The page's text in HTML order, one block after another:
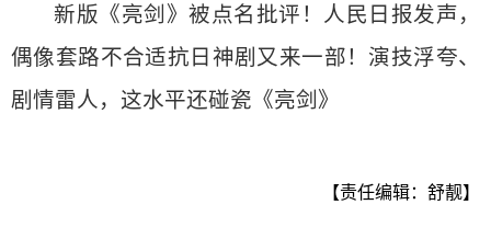
新版《亮剑》被点名批评！人民日报发声，
偶像套路不合适抗日神剧又来一部！演技浮夸、
剧情雷人，这水平还碰瓷《亮剑》
【责任编辑：舒靓】